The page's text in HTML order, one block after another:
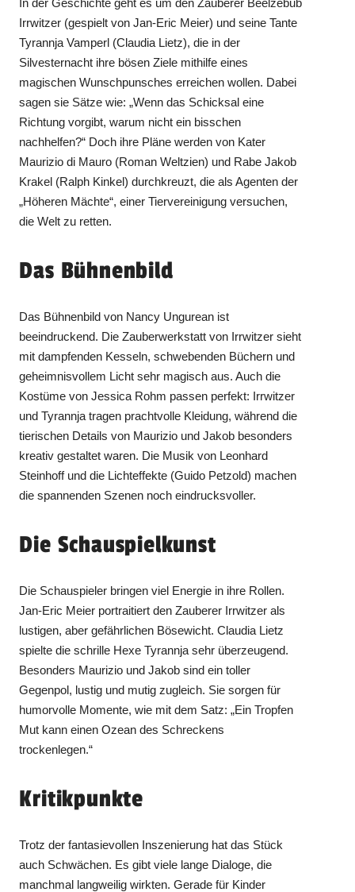
Irrwitzer (gespielt von Jan-Eric Meier) und seine Tante
Tyrannja Vamperl (Claudia Lietz), die in der
Silvesternacht ihre bösen Ziele mithilfe eines
magischen Wunschpunsches erreichen wollen. Dabei
sagen sie Sätze wie: „Wenn das Schicksal eine
Richtung vorgibt, warum nicht ein bisschen
nachhelfen?“ Doch ihre Pläne werden von Kater
Maurizio di Mauro (Roman Weltzien) und Rabe Jakob
Krakel (Ralph Kinkel) durchkreuzt, die als Agenten der
„Höheren Mächte“, einer Tiervereinigung versuchen,
die Welt zu retten.
Das Bühnenbild
Das Bühnenbild von Nancy Ungurean ist
beeindruckend. Die Zauberwerkstatt von Irrwitzer sieht
mit dampfenden Kesseln, schwebenden Büchern und
geheimnisvollem Licht sehr magisch aus. Auch die
Kostüme von Jessica Rohm passen perfekt: Irrwitzer
und Tyrannja tragen prachtvolle Kleidung, während die
tierischen Details von Maurizio und Jakob besonders
kreativ gestaltet waren. Die Musik von Leonhard
Steinhoff und die Lichteffekte (Guido Petzold) machen
die spannenden Szenen noch eindrucksvoller.
Die Schauspielkunst
Die Schauspieler bringen viel Energie in ihre Rollen.
Jan-Eric Meier portraitiert den Zauberer Irrwitzer als
lustigen, aber gefährlichen Bösewicht. Claudia Lietz
spielte die schrille Hexe Tyrannja sehr überzeugend.
Besonders Maurizio und Jakob sind ein toller
Gegenpol, lustig und mutig zugleich. Sie sorgen für
humorvolle Momente, wie mit dem Satz: „Ein Tropfen
Mut kann einen Ozean des Schreckens
trockenlegen.“
Kritikpunkte
Trotz der fantasievollen Inszenierung hat das Stück
auch Schwächen. Es gibt viele lange Dialoge, die
manchmal langweilig wirkten. Gerade für Kinder